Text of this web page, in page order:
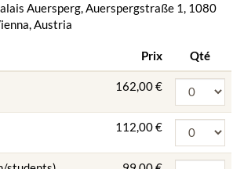
Auersperg, Auerspergstraße 1, 1080
Austria
Prix Qté
162,00 €
112,00 €